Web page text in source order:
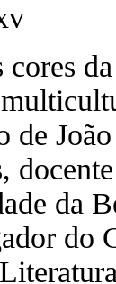
cores
de João
da
do